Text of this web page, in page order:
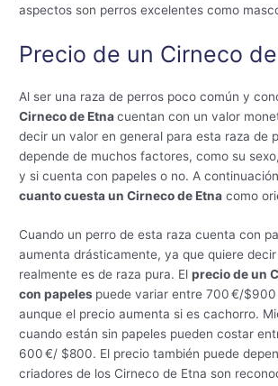
aspectos son perros excelentes como
Precio de un Cirneco
Al ser una raza de perros poco común y
Cirneco de Etnacuentan con un valor
decir un valor en general para esta raza de
depende de muchos factores, como su
y si cuenta con papeles o no. A
cuanto cuesta un Cirneco de Etna como
Cuando un perro de esta raza cuenta con
aumenta drásticamente, ya que quiere
realmente es de raza pura. Elprecio de un
con papeles puede variar entre 700 €/
aunque el precio aumenta si es cachorro.
cuando están sin papeles pueden costar
600 €/ $800. El precio también puede
criadores de los Cirneco de Etna son